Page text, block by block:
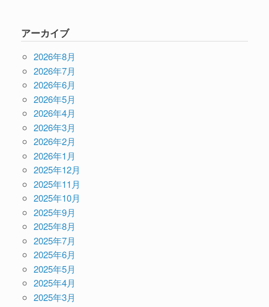
アーカイブ
2026年8月
2026年7月
2026年6月
2026年5月
2026年4月
2026年3月
2026年2月
2026年1月
2025年12月
2025年11月
2025年10月
2025年9月
2025年8月
2025年7月
2025年6月
2025年5月
2025年4月
2025年3月